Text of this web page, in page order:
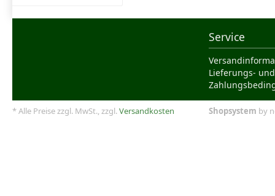
Service
Lieferungs- und
* Alle Preise zzgl. MwSt., zzgl.Versandkosten Shopsystem by